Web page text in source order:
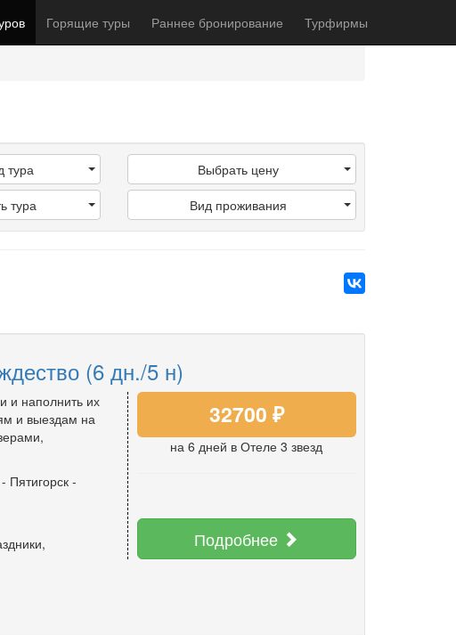
Горящие туры Раннее бронирование Турфирмы
тура
тура
Выбрать цену
Вид проживания
(6 дн./5 н)
и наполнить их
и выездам на
- Пятигорск -
,
32700 ₽
на 6 дней в Отеле 3 звезд
Подробнее